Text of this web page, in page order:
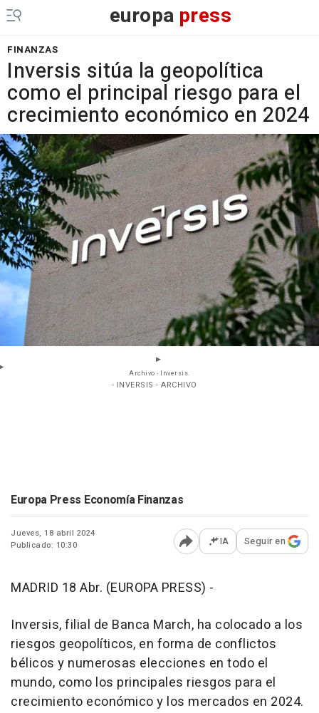
europa press
FINANZAS
Inversis sitúa la geopolítica
como el principal riesgo para el
crecimiento económico en 2024
Archivo - Inversis.
- INVERSIS - ARCHIVO
Europa Press Economía Finanzas
Jueves, 18 abril 2024
Publicado: 10:30
Abrir opciones para
IA Seguir en
MADRID 18 Abr. (EUROPA PRESS) -
Inversis, filial de Banca March, ha colocado a los
riesgos geopolíticos, en forma de conflictos
bélicos y numerosas elecciones en todo el
mundo, como los principales riesgos para el
crecimiento económico y los mercados en 2024.